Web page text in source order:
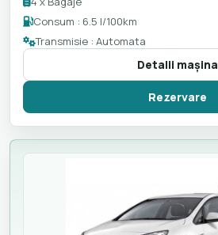
Consum : 6.5 l/100km
Transmisie : Automata
Detalii maşina
Rezervare